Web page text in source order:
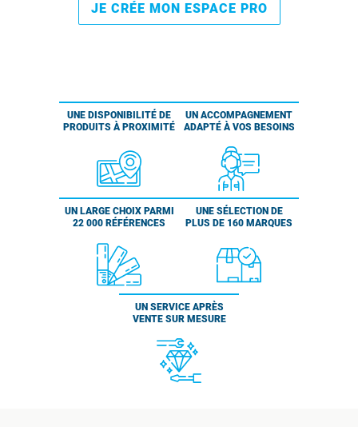
JE CRÉE MON ESPACE PRO
UNE DISPONIBILITÉ DE
PRODUITS À PROXIMITÉ
UN ACCOMPAGNEMENT
ADAPTÉ À VOS BESOINS
UN LARGE CHOIX PARMI
22 000 RÉFÉRENCES
UNE SÉLECTION DE
PLUS DE 160 MARQUES
UN SERVICE APRÈS
VENTE SUR MESURE